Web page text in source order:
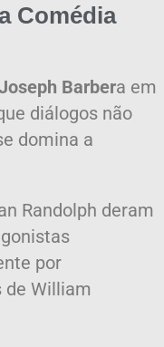
Comédia
Barbera em
diálogos não
domina a
Randolph deram
por
de William